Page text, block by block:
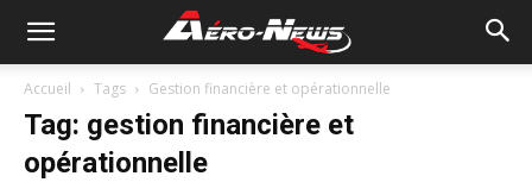
Accueil Tags Gestion financière et opérationnelle
Tag: gestion financière et
opérationnelle